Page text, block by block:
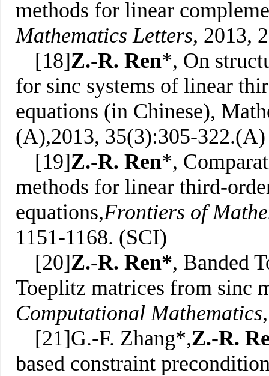
methods for linear
Mathematics Letters, 2013,
[18]Z.-R. Ren*, On
for sinc systems of linear
equations (in Chinese),
(A),2013, 35(3):305-322.(A)
[19]Z.-R. Ren*,
methods for linear third-
equations,Frontiers of
1151-1168. (SCI)
[20]Z.-R. Ren*, Banded
Toeplitz matrices from sinc
Computational Mathematics
[21]G.-F. Zhang*,Z.-R.
based constraint